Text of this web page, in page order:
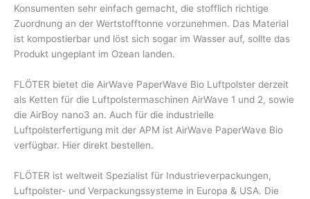
Konsumenten sehr einfach gemacht, die stofflich richtige
Zuordnung an der Wertstofftonne vorzunehmen. Das Material
ist kompostierbar und löst sich sogar im Wasser auf, sollte das
Produkt ungeplant im Ozean landen.
FLÖTER bietet die AirWave PaperWave Bio Luftpolster derzeit
als Ketten für die Luftpolstermaschinen AirWave 1 und 2, sowie
die AirBoy nano3 an. Auch für die industrielle
Luftpolsterfertigung mit der APM ist AirWave PaperWave Bio
verfügbar. Hier direkt bestellen.
FLÖTER ist weltweit Spezialist für Industrieverpackungen,
Luftpolster- und Verpackungssysteme in Europa & USA. Die